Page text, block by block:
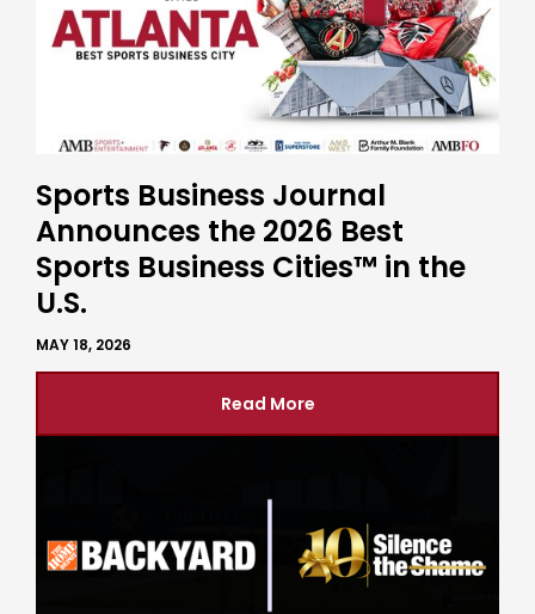
Sports Business Journal
Announces the 2026 Best
Sports Business Cities™ in the
U.S.
MAY 18, 2026
Read More